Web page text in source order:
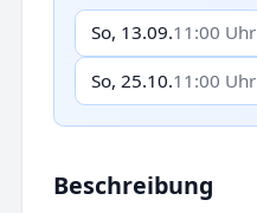
So, 13.09.11:00 Uhr
So, 25.10.11:00 Uhr
Beschreibung